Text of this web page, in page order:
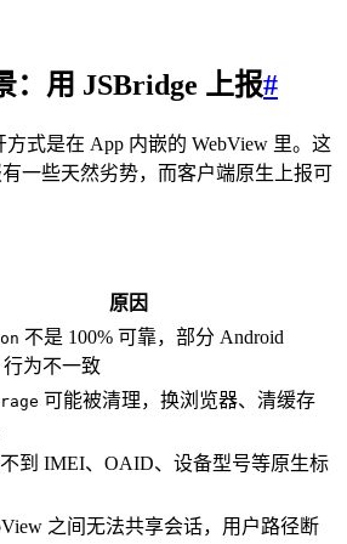
：用 JSBridge 上报#
式是在 App 内嵌的 WebView 里。这
一些天然劣势，而客户端原生上报可
原因
不是 100% 可靠，部分 Android
行为不一致
可能被清理，换浏览器、清缓存
到 IMEI、OAID、设备型号等原生标
之间无法共享会话，用户路径断